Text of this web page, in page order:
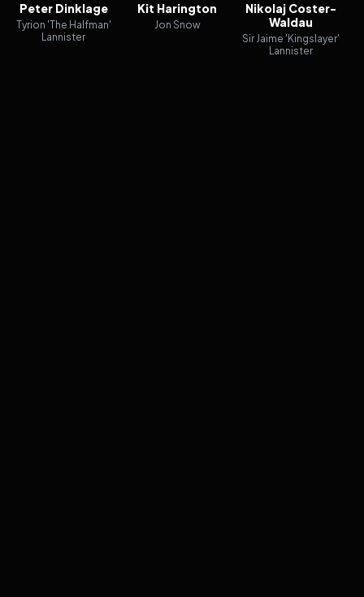
Peter Dinklage
Tyrion 'The Halfman'
Lannister
Kit Harington
Jon Snow
Nikolaj Coster-
Waldau
Sir Jaime 'Kingslayer'
Lannister